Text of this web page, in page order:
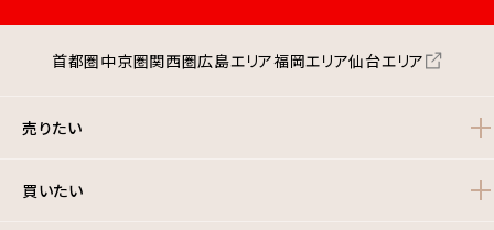
首都圏中京圏関西圏広島エリア福岡エリア仙台エリア
売りたい
買いたい